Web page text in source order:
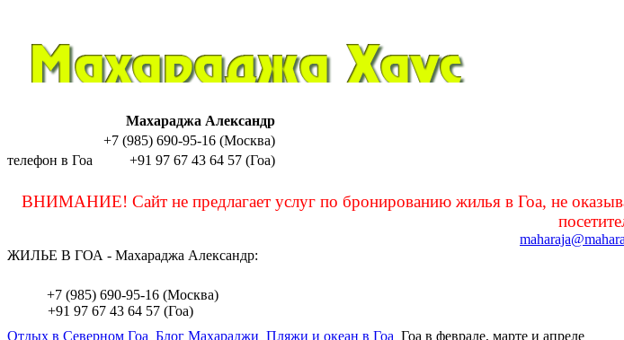
Махараджа Александр
+7 (985) 690-95-16 (Москва)
телефон в Гоа
+91 97 67 43 64 57 (Гоа)
ВНИМАНИЕ! Сайт не предлагает услуг по бронированию жилья в Гоа, не
ЖИЛЬЕ В ГОА - Махараджа Александр:
+7 (985) 690-95-16 (Москва)
+91 97 67 43 64 57 (Гоа)
Отдых в Северном Гоа Блог Махараджи Пляжи и океан в Гоа Гоа в феврале, марте и апреле